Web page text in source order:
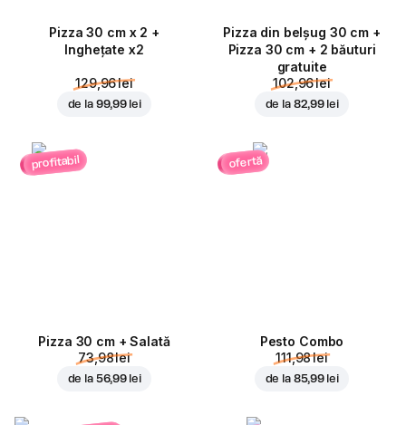
Pizza 30 cm x 2 +
Inghețate x2
129,96 lei
de la 99,99 lei
Pizza din belșug 30 cm +
Pizza 30 cm + 2 băuturi
gratuite
102,96 lei
de la 82,99 lei
profitabil
Pizza 30 cm + Salată
73,98 lei
de la 56,99 lei
ofertă
Pesto Combo
111,98 lei
de la 85,99 lei